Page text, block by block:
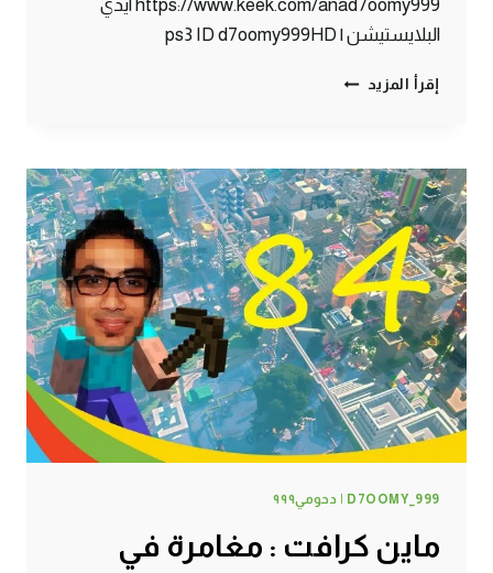
https://www.keek.com/anad7oomy999 ايدي
البلايستيشن | ps3 ID d7oomy999HD
إقرأ المزيد ماين
اغراضي
:
(
#85
|
85#
MINECRAFT
:
D7OOMY999
D7OOMY_999 | دحومي٩٩٩
ماين كرافت : مغامرة في